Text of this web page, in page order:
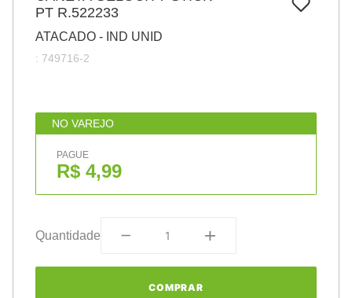
PT R.522233
ATACADO - IND UNID
: 749716-2
NO VAREJO
PAGUE
R$ 4,99
Quantidade
COMPRAR
papel
cola
barbante